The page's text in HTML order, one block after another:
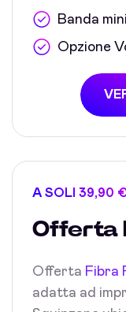
Banda
Opzione
A SOLI 39,90
Offerta
Offerta Fibra
adatta ad